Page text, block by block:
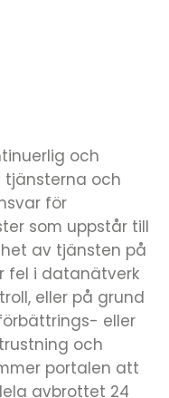
och
och
för
som uppstår till
av tjänsten på
fel i datanätverk
eller på grund
eller
och
portalen att
avbrottet 24